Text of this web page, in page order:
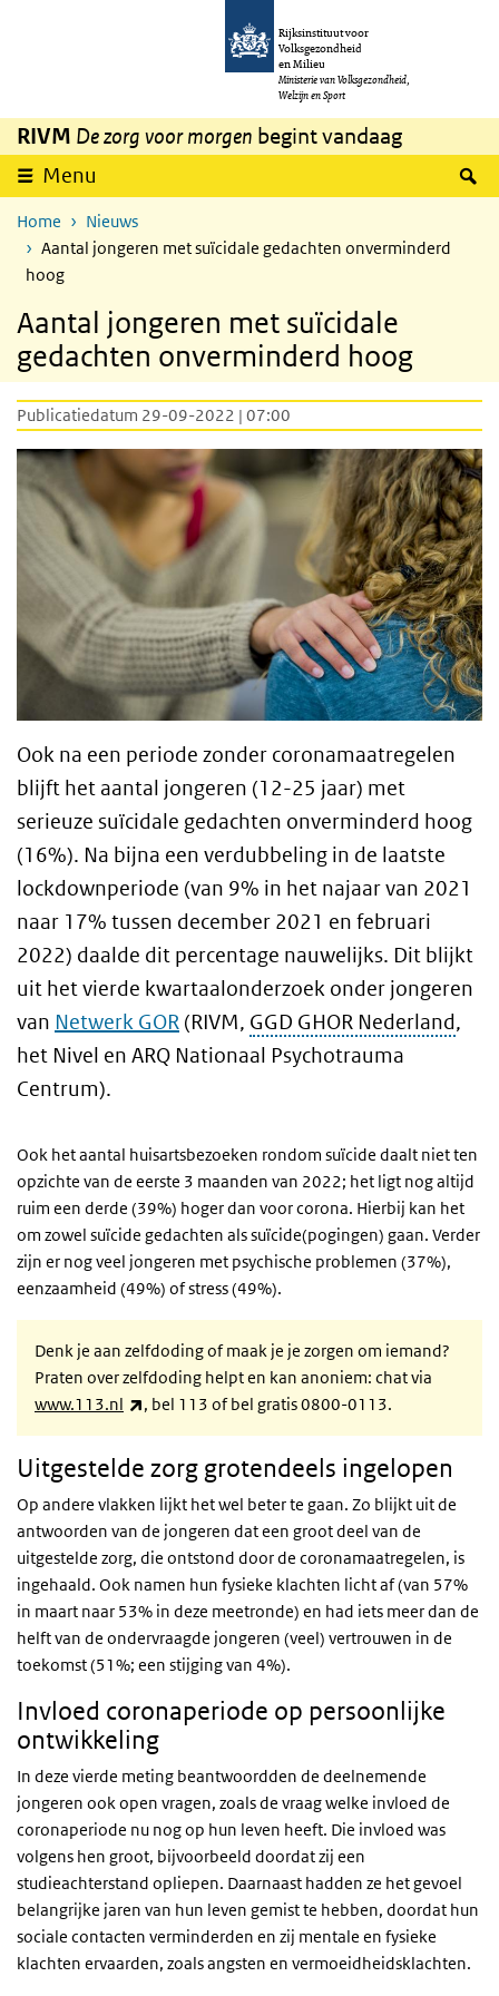
Overslaan en naar de inhoud gaan
Rijksinstituut voor
Volksgezondheid
en Milieu
Ministerie van Volksgezondheid,
Welzijn en Sport
RIVM De zorg voor morgen begint vandaag
Menu
Home
Nieuws
Aantal jongeren met suïcidale gedachten onverminderd
hoog
Aantal jongeren met suïcidale
gedachten onverminderd hoog
Publicatiedatum 29-09-2022 | 07:00
Ook na een periode zonder coronamaatregelen
blijft het aantal jongeren (12-25 jaar) met
serieuze suïcidale gedachten onverminderd hoog
(16%). Na bijna een verdubbeling in de laatste
lockdownperiode (van 9% in het najaar van 2021
naar 17% tussen december 2021 en februari
2022) daalde dit percentage nauwelijks. Dit blijkt
uit het vierde kwartaalonderzoek onder jongeren
van Netwerk GOR (RIVM, GGD GHOR Nederland,
het Nivel en ARQ Nationaal Psychotrauma
Centrum).
Ook het aantal huisartsbezoeken rondom suïcide daalt niet ten
opzichte van de eerste 3 maanden van 2022; het ligt nog altijd
ruim een derde (39%) hoger dan voor corona. Hierbij kan het
om zowel suïcide gedachten als suïcide(pogingen) gaan. Verder
zijn er nog veel jongeren met psychische problemen (37%),
eenzaamheid (49%) of stress (49%).
Denk je aan zelfdoding of maak je je zorgen om iemand?
Praten over zelfdoding helpt en kan anoniem: chat via
www.113.nl
(externe link)
, bel 113 of bel gratis 0800-0113.
Uitgestelde zorg grotendeels ingelopen
Op andere vlakken lijkt het wel beter te gaan. Zo blijkt uit de
antwoorden van de jongeren dat een groot deel van de
uitgestelde zorg, die ontstond door de coronamaatregelen, is
ingehaald. Ook namen hun fysieke klachten licht af (van 57%
in maart naar 53% in deze meetronde) en had iets meer dan de
helft van de ondervraagde jongeren (veel) vertrouwen in de
toekomst (51%; een stijging van 4%).
Invloed coronaperiode op persoonlijke
ontwikkeling
In deze vierde meting beantwoordden de deelnemende
jongeren ook open vragen, zoals de vraag welke invloed de
coronaperiode nu nog op hun leven heeft. Die invloed was
volgens hen groot, bijvoorbeeld doordat zij een
studieachterstand opliepen. Daarnaast hadden ze het gevoel
belangrijke jaren van hun leven gemist te hebben, doordat hun
sociale contacten verminderden en zij mentale en fysieke
klachten ervaarden, zoals angsten en vermoeidheidsklachten.